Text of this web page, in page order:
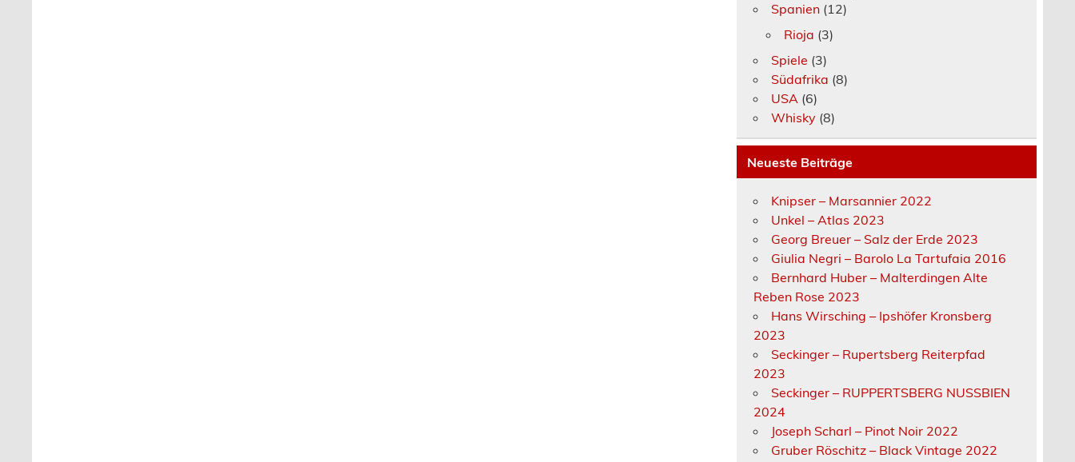
Spanien (12)
Rioja (3)
Spiele (3)
Südafrika (8)
USA (6)
Whisky (8)
Neueste Beiträge
Knipser – Marsannier 2022
Unkel – Atlas 2023
Georg Breuer – Salz der Erde 2023
Giulia Negri – Barolo La Tartufaia 2016
Bernhard Huber – Malterdingen Alte
Reben Rose 2023
Hans Wirsching – Ipshöfer Kronsberg
2023
Seckinger – Rupertsberg Reiterpfad
2023
Seckinger – RUPPERTSBERG NUSSBIEN
2024
Joseph Scharl – Pinot Noir 2022
Gruber Röschitz – Black Vintage 2022